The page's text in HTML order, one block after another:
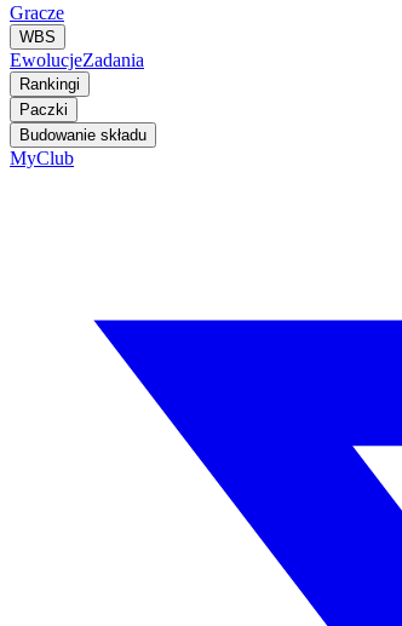
Gracze
WBS
EwolucjeZadania
Rankingi
Paczki
Budowanie składu
MyClub